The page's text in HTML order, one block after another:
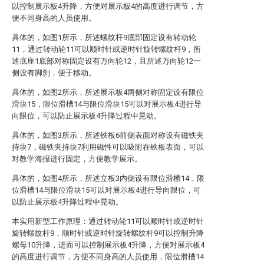
以控制展示板4升降，方便对展示板4的高度进行调节，方
便不同身高的人员使用。
具体的，如图1所示，所述螺纹杆9底部固定设有转动轮
11，通过转动轮11可以顺时针或逆时针旋转螺纹杆9，所
述底座1底部对称固定设有万向轮12，且所述万向轮12一
侧设有脚刹，便于移动。
具体的，如图2所示，所述展示板4两侧对称固定设有限位
滑块15，限位滑槽14与限位滑块15可以对展示板4进行导
向限位，可以防止展示板4升降过程中晃动。
具体的，如图3所示，所述铁板6前侧表面对称设有磁铁夹
持块7，磁铁夹持块7利用磁性可以吸附在铁板表面，可以
对教学海报进行固定，方便教学展示。
具体的，如图4所示，所述立板3内侧设有限位滑槽14，限
位滑槽14与限位滑块15可以对展示板4进行导向限位，可
以防止展示板4升降过程中晃动。
本实用新型工作原理：通过转动轮11可以顺时针或逆时针
旋转螺纹杆9，顺时针或逆时针旋转螺纹杆9可以控制升降
螺母10升降，进而可以控制展示板4升降，方便对展示板4
的高度进行调节，方便不同身高的人员使用，限位滑槽14